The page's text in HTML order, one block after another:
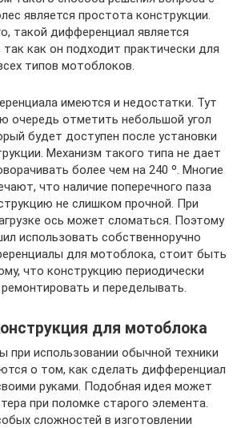
является простота конструкции.
такой дифференциал является
как он подходит практически для
типов мотоблоков.
имеются и недостатки. Тут
очередь отметить небольшой угол
будет доступен после установки
Механизм такого типа не дает
более чем на 240 º. Многие
что наличие поперечного паза
не слишком прочной. При
ось может сломаться. Поэтому
использовать собственноручно
для мотоблока, стоит быть
что конструкцию периодически
и переделывать.
для мотоблока
при использовании обычной техники
о том, как сделать дифференциал
руками. Подобная идея может
при поломке старого элемента.
сложностей в изготовлении